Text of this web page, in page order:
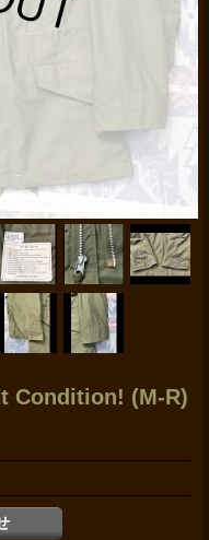
Condition! (M-R)